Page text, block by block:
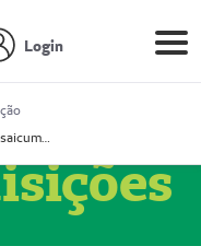
Login
Prestador Mosaicum Espaço Clínico Ltda (51004352-0)